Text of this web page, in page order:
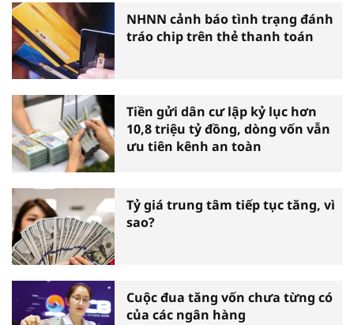
NHNN cảnh báo tình trạng đánh
tráo chip trên thẻ thanh toán
Tiền gửi dân cư lập kỷ lục hơn
10,8 triệu tỷ đồng, dòng vốn vẫn
ưu tiên kênh an toàn
Tỷ giá trung tâm tiếp tục tăng, vì
sao?
Cuộc đua tăng vốn chưa từng có
của các ngân hàng